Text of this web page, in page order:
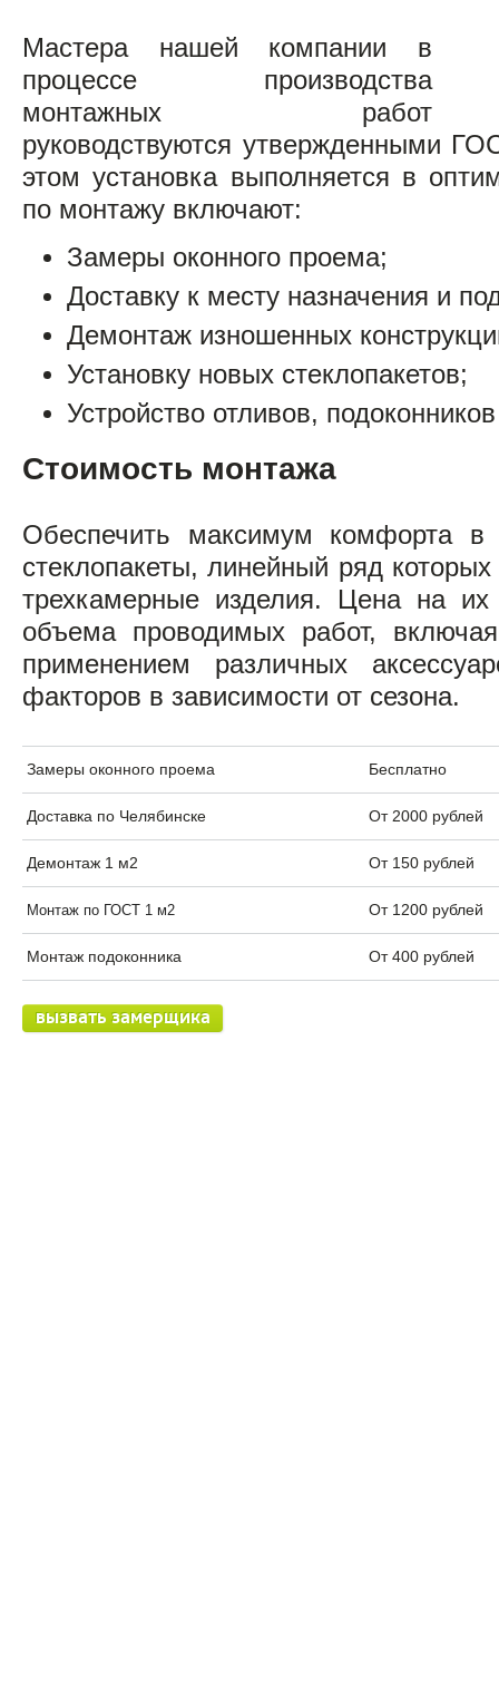
Мастера нашей компании в
процессе производства
монтажных работ
руководствуются утвержденными
этом установка выполняется в
по монтажу включают:
Замеры оконного проема;
Доставку к месту назначения и
Демонтаж изношенных
Установку новых стеклопакетов;
Устройство отливов,
Стоимость монтажа
Обеспечить максимум комфорта в
стеклопакеты, линейный ряд
трехкамерные изделия. Цена на их
объема проводимых работ,
применением различных
факторов в зависимости от сезона.
Замеры оконного проема Бесплатно
Доставка по Челябинске От 2000 рублей
Демонтаж 1 м2 От 150 рублей
Монтаж по ГОСТ 1 м2 От 1200 рублей
Монтаж подоконника От 400 рублей
вызвать замерщика